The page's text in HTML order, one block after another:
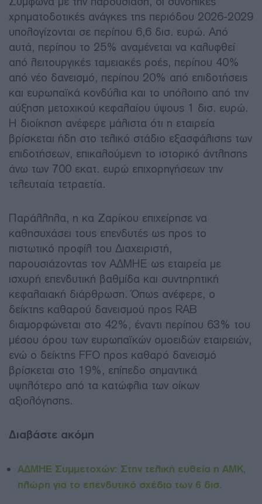
χρηματοδοτικές ανάγκες της περιόδου 2026-2029
υπολογίζονται σε περίπου 6,6 δισ. ευρώ. Από
αυτά, περίπου το 25% αναμένεται να καλυφθεί
από λειτουργικές ταμειακές ροές, περίπου 40%
από νέο δανεισμό, περίπου 20% από επιδοτήσεις
και ευρωπαϊκά κονδύλια και το υπόλοιπο από την
αύξηση μετοχικού κεφαλαίου ύψους 1 δισ. ευρώ.
Η διοίκηση ανέφερε μάλιστα ότι η εταιρεία
βρίσκεται ήδη στο τελικό στάδιο εξασφάλισης των
επιδοτήσεων, επικαλούμενη το ιστορικό άντλησης
άνω των 700 εκατ. ευρώ επιχορηγήσεων την
τελευταία τετραετία.
Παράλληλα, η κα Ζαρίκου επιχείρησε να
καθησυχάσει τους επενδυτές ως προς το
πιστωτικό προφίλ του Διαχειριστή,
παρουσιάζοντας τον ΑΔΜΗΕ ως εταιρεία με
ισχυρή επενδυτική βαθμίδα και συντηρητική
κεφαλαιακή διάρθρωση. Όπως ανέφερε, ο
δείκτης καθαρού δανεισμού προς RAB
διαμορφώνεται στο 42%, έναντι περίπου 63% του
μέσου όρου των ευρωπαϊκών ομοειδών εταιρειών,
ενώ ο δείκτης FFO προς καθαρό δανεισμό
βρίσκεται στο 19%, επίπεδο σημαντικά
υψηλότερο από τα κατώφλια των οίκων
αξιολόγησης.
Διαβάστε ακόμη
ΑΔΜΗΕ Συμμετοχών: Στην τελική ευθεία η ΑΜΚ,
πλώρη για το επενδυτικό σχέδιο των 6 δισ.